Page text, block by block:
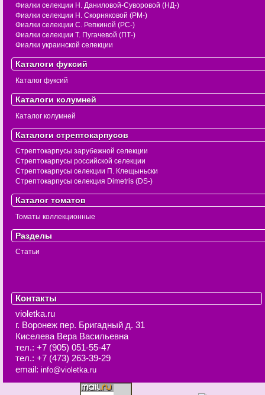
Фиалки селекции Н. Даниловой-Суворовой (НД-)
Фиалки селекции Н. Скорняковой (РМ-)
Фиалки селекции С. Репкиной (РС-)
Фиалки селекции Т. Пугачевой (ПТ-)
Фиалки украинской селекции
Каталоги фуксий
Каталог фуксий
Каталоги колумней
Каталог колумней
Каталоги стрептокарпусов
Стрептокарпусы зарубежной селекции
Стрептокарпусы российской селекции
Стрептокарпусы селекции П. Клещыньски
Стрептокарпусы селекция Dimetris (DS-)
Каталог томатов
Томаты коллекционные
Разделы
Статьи
Контакты
violetka.ru
г. Воронеж пер. Бригадный д. 31
Киселева Вера Васильевна
тел.: +7 (905) 051-55-47
тел.: +7 (473) 263-39-29
email: info@violetka.ru